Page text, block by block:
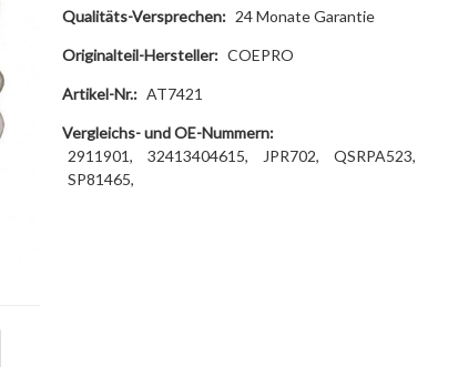
Qualitäts-Versprechen: 24 Monate Garantie
Originalteil-Hersteller: COEPRO
Artikel-Nr.: AT7421
Vergleichs- und OE-Nummern:
2911901,
32413404615, JPR702,
QSRPA523,
SP81465,